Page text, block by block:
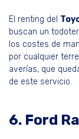
El renting del
buscan un
los costes de
por cualquier
averías, que
de este servicio.
6. Ford